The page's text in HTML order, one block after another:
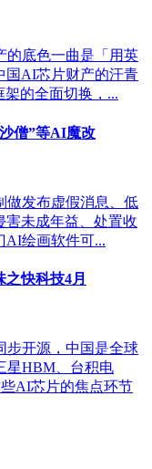
的底色一曲是「用英
国AI芯片财产的汗青
的全面切换，...
僧”等AI魔改
做发布虚假消息、低
害未成年益、处置收
AI绘画软件可...
快科技4月
步开源，中国是全球
星HBM、台积电
AI芯片的焦点环节